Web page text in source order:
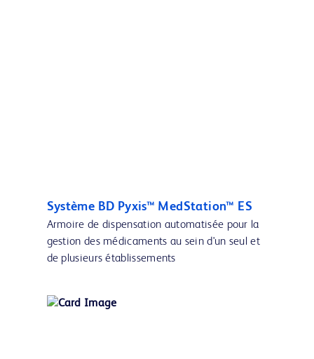
Système BD Pyxis™ MedStation™ ES
Armoire de dispensation automatisée pour la
gestion des médicaments au sein d'un seul et
de plusieurs établissements